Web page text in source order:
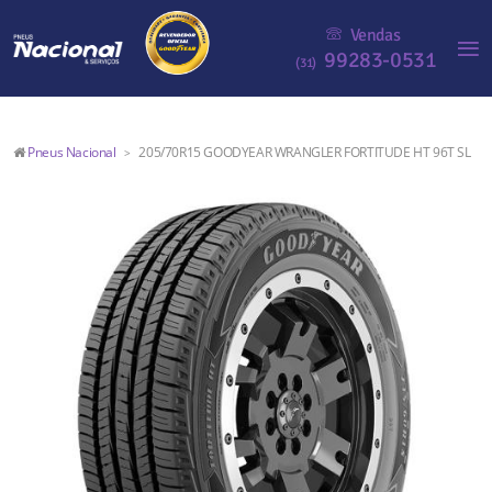
Vendas
(31) 99283-0531
Pneus Nacional > 205/70R15 GOODYEAR WRANGLER FORTITUDE HT 96T SL